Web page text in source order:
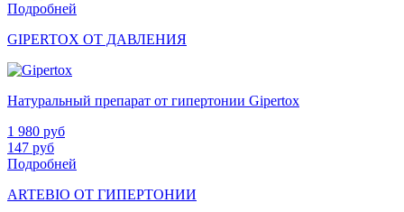
Подробней
GIPERTOX ОТ ДАВЛЕНИЯ
Натуральный препарат от гипертонии Gipertox
1 980 руб
147 руб
Подробней
ARTEBIO ОТ ГИПЕРТОНИИ